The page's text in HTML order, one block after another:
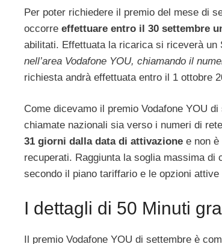
Per poter richiedere il premio del mese di
occorre effettuare entro il 30 settembre
abilitati. Effettuata la ricarica si riceverà
nell’area Vodafone YOU, chiamando il
richiesta andrà effettuata entro il 1 ottobre
Come dicevamo il premio Vodafone YOU di
chiamate nazionali sia verso i numeri di
31 giorni dalla data di attivazione e non
recuperati. Raggiunta la soglia massima
secondo il piano tariffario e le opzioni
I dettagli di 50 Minuti
Il premio Vodafone YOU di settembre è